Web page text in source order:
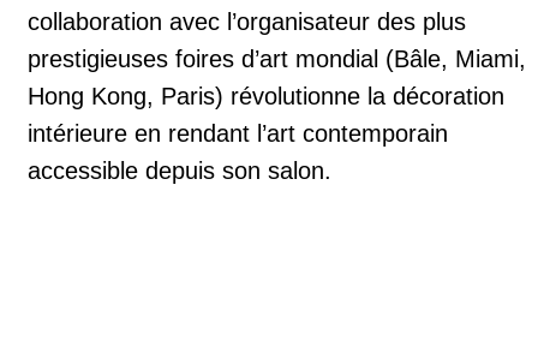
collaboration avec l’organisateur des plus
prestigieuses foires d’art mondial (Bâle, Miami,
Hong Kong, Paris) révolutionne la décoration
intérieure en rendant l’art contemporain
accessible depuis son salon.